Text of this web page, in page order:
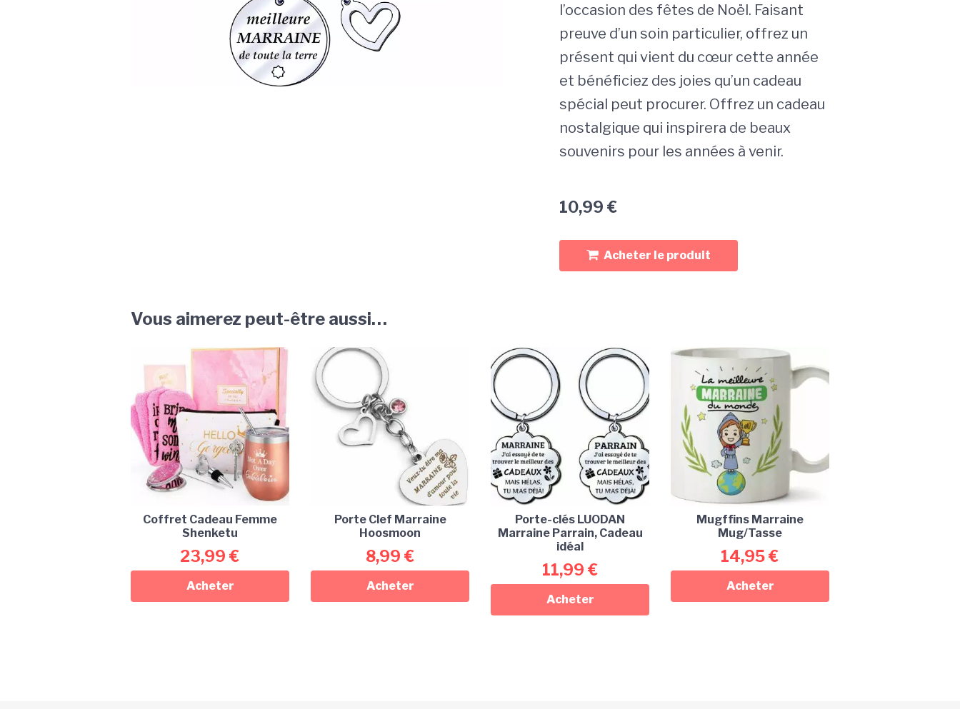
l’occasion des fêtes de Noël. Faisant
preuve d’un soin particulier, offrez un
présent qui vient du cœur cette année
et bénéficiez des joies qu’un cadeau
spécial peut procurer. Offrez un cadeau
nostalgique qui inspirera de beaux
souvenirs pour les années à venir.
10,99 €
Acheter le produit
Vous aimerez peut-être aussi…
Coffret Cadeau Femme
Shenketu
23,99 €
Acheter
Porte Clef Marraine
Hoosmoon
8,99 €
Acheter
Porte-clés LUODAN
Marraine Parrain, Cadeau
idéal
11,99 €
Acheter
Mugffins Marraine
Mug/Tasse
14,95€
Acheter